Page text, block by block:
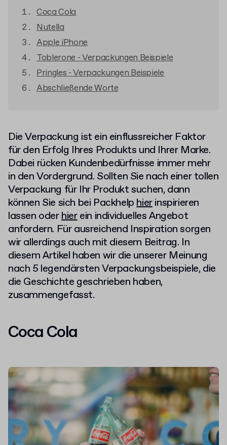
Coca Cola
Nutella
Apple iPhone
Toblerone - Verpackungen Beispiele
Pringles - Verpackungen Beispiele
Abschließende Worte
Die Verpackung ist ein einflussreicher Faktor
für den Erfolg Ihres Produkts und Ihrer Marke.
Dabei rücken Kundenbedürfnisse immer mehr
in den Vordergrund. Sollten Sie nach einer tollen
Verpackung für Ihr Produkt suchen, dann
können Sie sich bei Packhelphierinspirieren
lassen oderhierein individuelles Angebot
anfordern. Für ausreichend Inspiration sorgen
wir allerdings auch mit diesem Beitrag. In
diesem Artikel haben wir die unserer Meinung
nach 5 legendärsten Verpackungsbeispiele, die
die Geschichte geschrieben haben,
zusammengefasst.
Coca Cola